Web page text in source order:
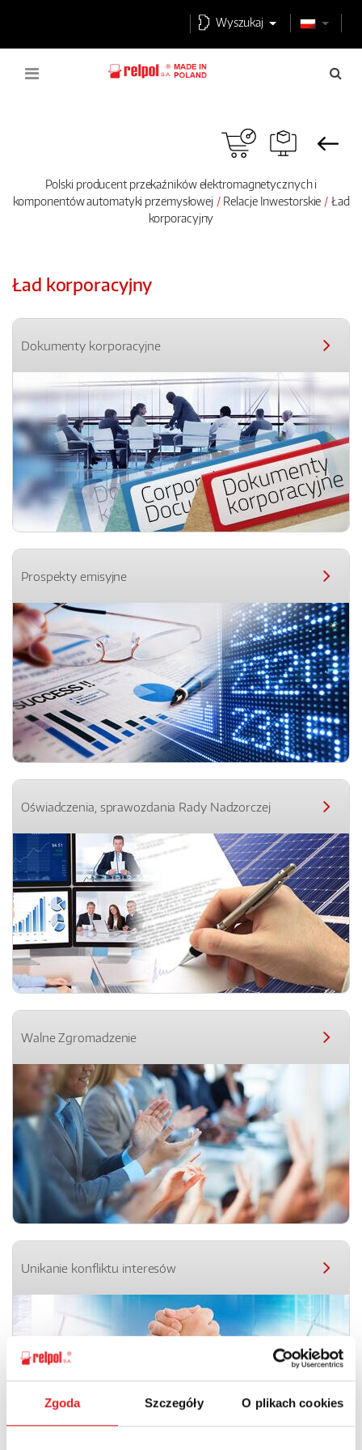
Zgoda Szczegóły O plikach cookies
Wyszukaj
Polski producent przekaźników elektromagnetycznych i
komponentów automatyki przemysłowej
Relacje Inwestorskie
Ład
korporacyjny
Ład korporacyjny
Dokumenty korporacyjne
Prospekty emisyjne
Oświadczenia, sprawozdania Rady Nadzorczej
Walne Zgromadzenie
Unikanie konfliktu interesów